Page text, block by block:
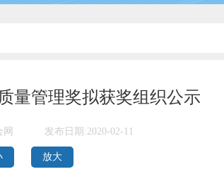
量管理奖拟获奖组织公示
发布日期:2020-02-11
放大